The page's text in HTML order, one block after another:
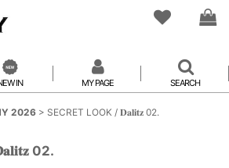
IN MY PAGE SEARCH
2026 > SECRET LOOK / 𝐃𝐚𝐥𝐢𝐭𝐳 02.
02.